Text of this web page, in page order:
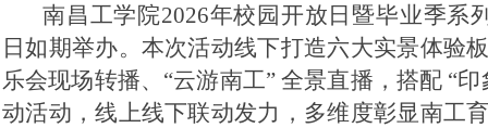
南昌工学院2026年校园开放日暨毕业季系
日如期举办。本次活动线下打造六大实景体验
乐会现场转播、“云游南工” 全景直播，搭配 “
动活动，线上线下联动发力，多维度彰显南工